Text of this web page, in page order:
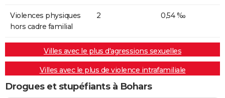
Violences physiques
hors cadre familial
2 0,54 ‰
Villes avec le plus d'agressions sexuelles
Villes avec le plus de violence intrafamiliale
Drogues et stupéfiants à Bohars